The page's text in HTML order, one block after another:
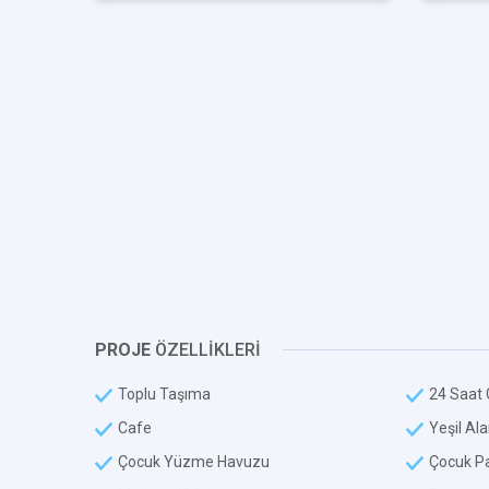
PROJE ÖZELLİKLERİ
Toplu Taşıma
24 Saat
Cafe
Yeşil
Çocuk Yüzme Havuzu
Çocuk